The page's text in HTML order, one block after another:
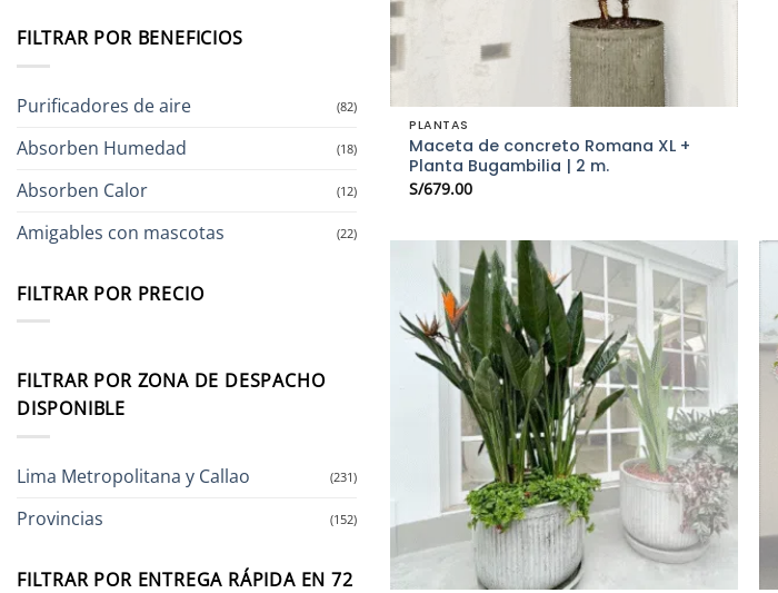
FILTRAR POR BENEFICIOS
Purificadores de aire (82)
Absorben Humedad (18)
Absorben Calor (12)
Amigables con mascotas (22)
FILTRAR POR PRECIO
FILTRAR POR ZONA DE DESPACHO
DISPONIBLE
Lima Metropolitana y Callao (231)
Provincias (152)
FILTRAR POR ENTREGA RÁPIDA EN 72
PLANTAS
Maceta de concreto Romana XL +
Planta Bugambilia | 2 m.
S/679.00